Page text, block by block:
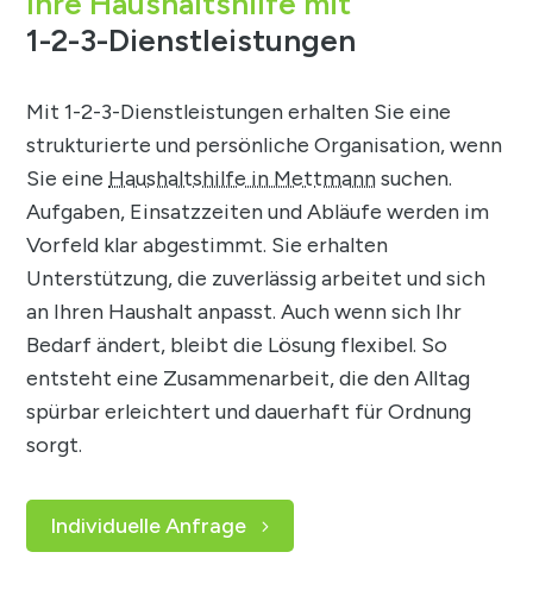
1-2-3-Dienstleistungen
Mit 1-2-3-Dienstleistungen erhalten Sie eine
strukturierte und persönliche Organisation, wenn
Sie eine Haushaltshilfe in Mettmannsuchen.
Aufgaben, Einsatzzeiten und Abläufe werden im
Vorfeld klar abgestimmt. Sie erhalten
Unterstützung, die zuverlässig arbeitet und sich
an Ihren Haushalt anpasst. Auch wenn sich Ihr
Bedarf ändert, bleibt die Lösung flexibel. So
entsteht eine Zusammenarbeit, die den Alltag
spürbar erleichtert und dauerhaft für Ordnung
sorgt.
Individuelle Anfrage